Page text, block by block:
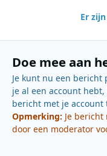
Er
Doe mee aan
Je kunt nu een
je al een account
bericht met je account
Opmerking: Je
door een moderator